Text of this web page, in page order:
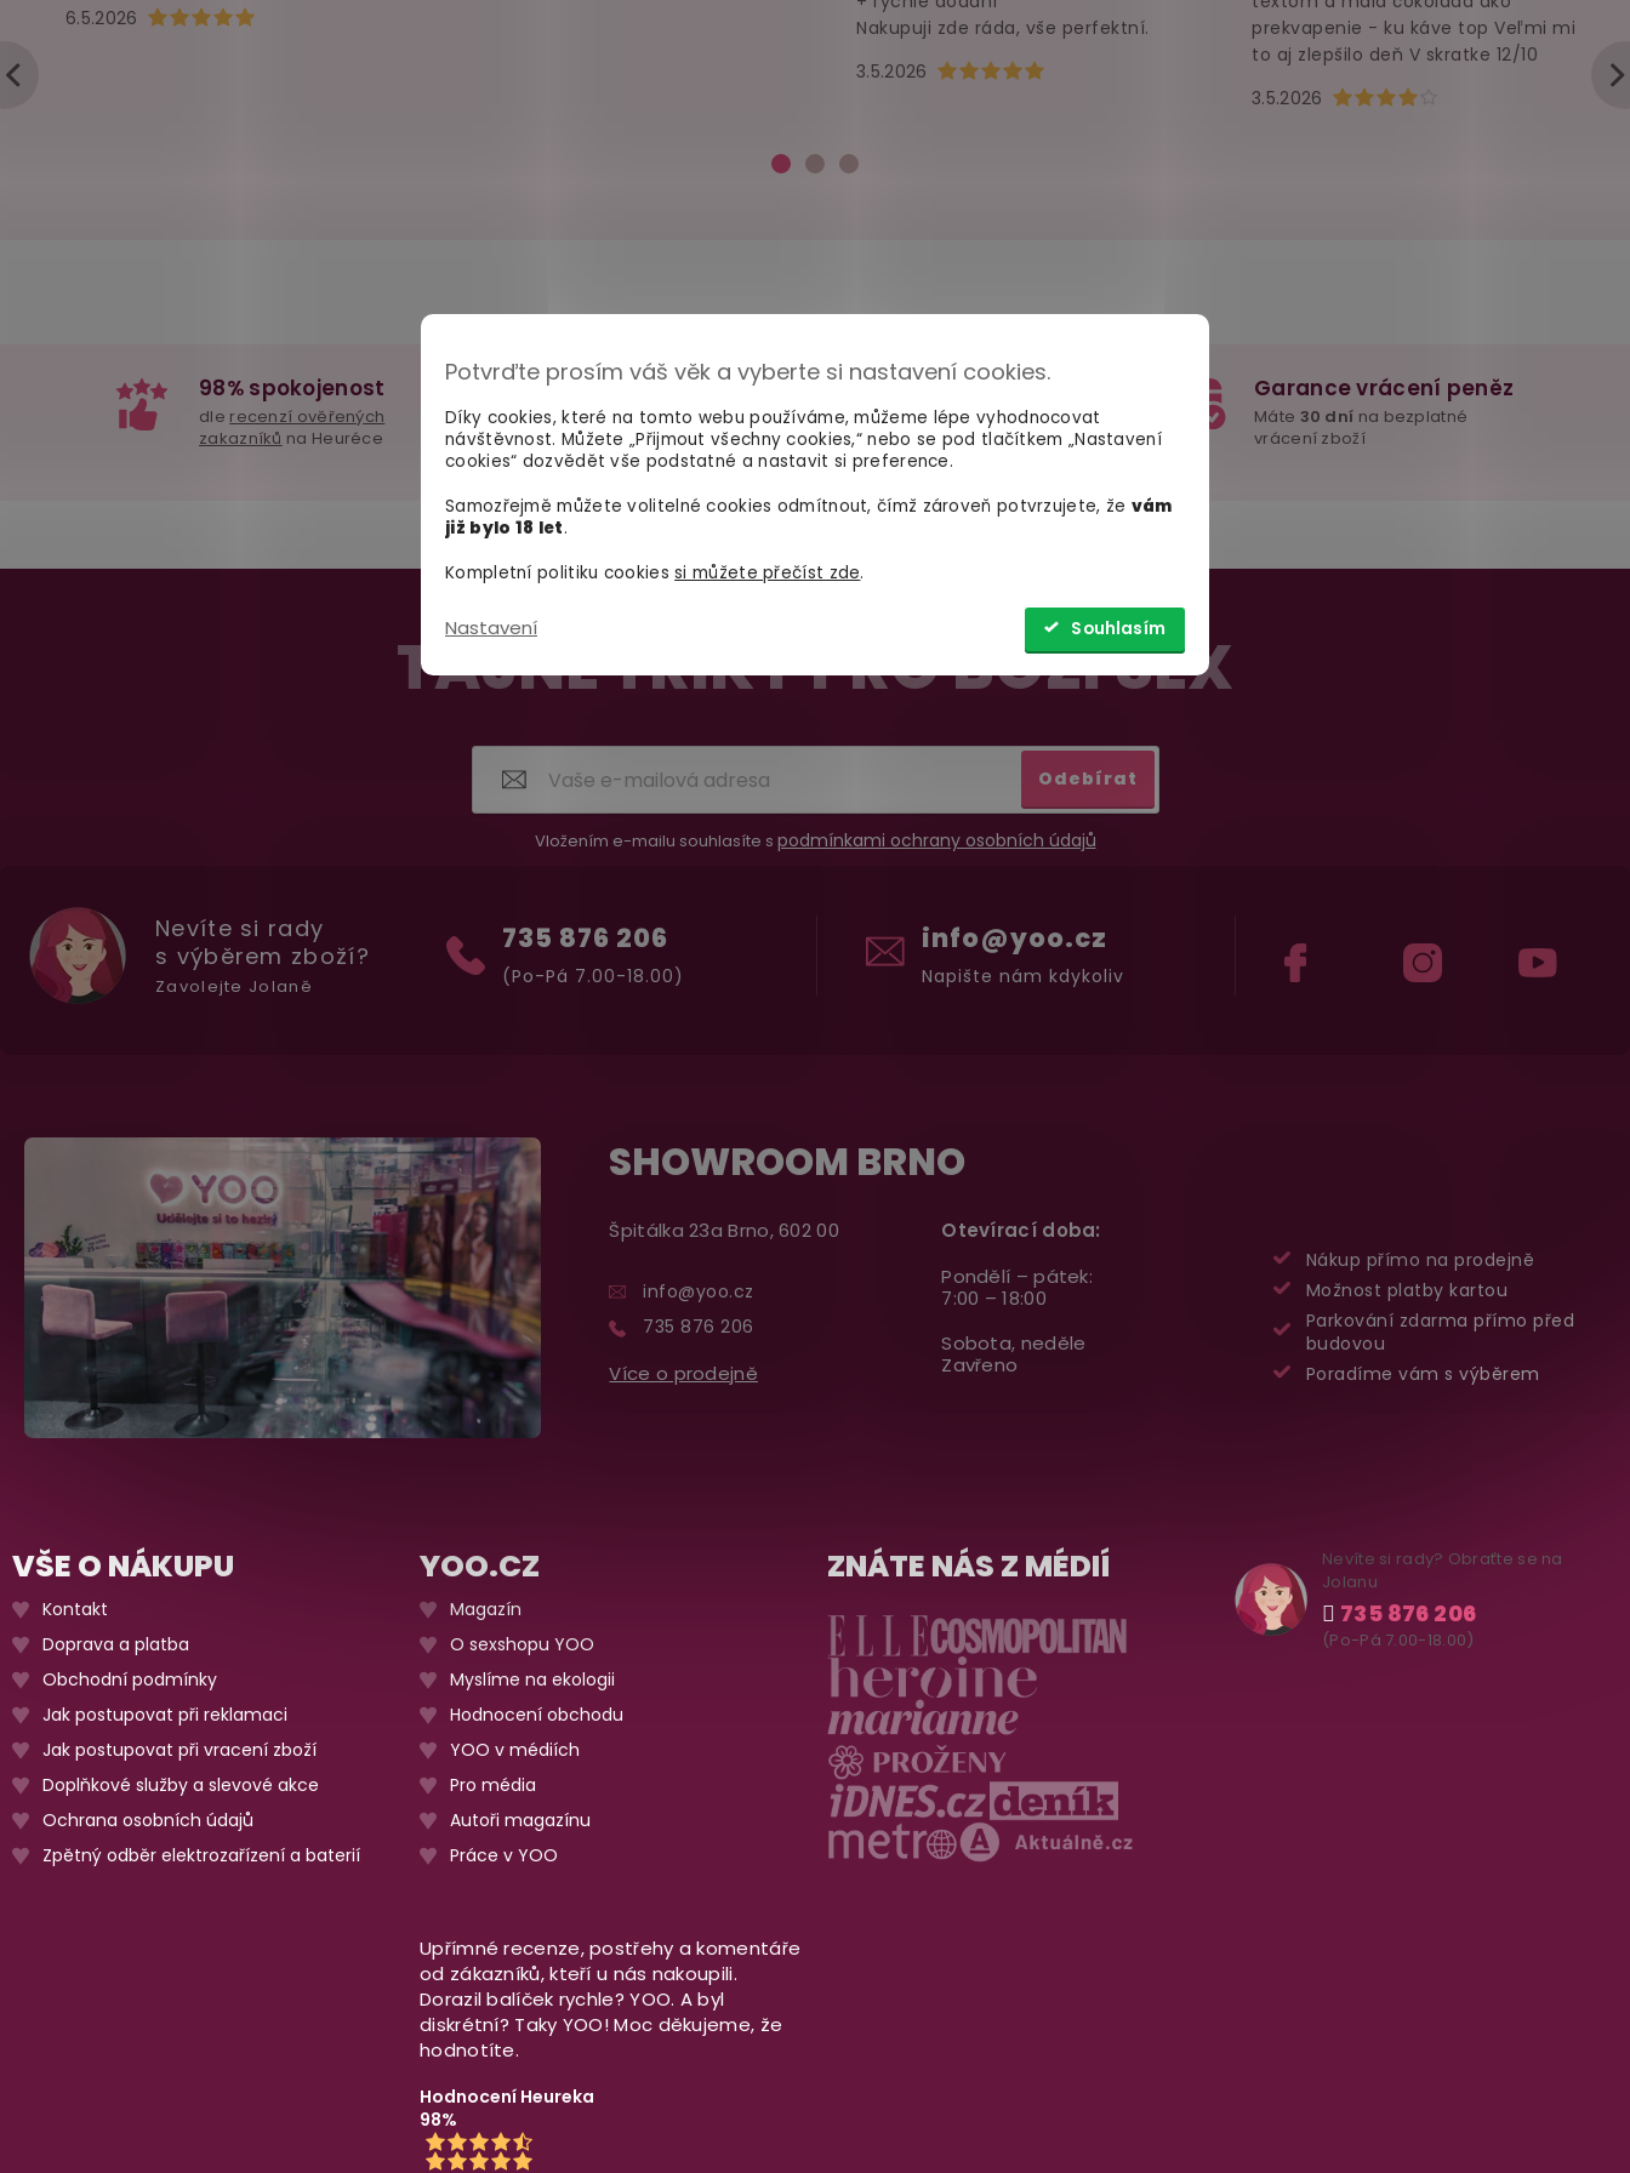
Potvrďte prosím váš věk a vyberte si nastavení cookies.
Díky cookies, které na tomto webu používáme, můžeme lépe vyhodnocovat
návštěvnost. Můžete „Přijmout všechny cookies,“ nebo se pod tlačítkem „Nastavení
cookies“ dozvědět vše podstatné a nastavit si preference.
Samozřejmě můžete volitelné cookies odmítnout, čímž zároveň potvrzujete, že vám
již bylo 18 let.
Kompletní politiku cookiessi můžete přečíst zde.
Nastavení Souhlasím
Hodnocení obchodu je 5 z 5 hvězdiček.
6.5.2026
Hodnocení obchodu je 5 z 5 hvězdiček.
3.5.2026
Nakupuji zde ráda, vše perfektní.
Hodnocení obchodu je 4 z 5
3.5.2026
prekvapenie - ku káve top Veľmi mi
to aj zlepšilo deň V skratke 12/10
98% spokojenost
dle recenzí ověřených
zakazníků na Heuréce
100% diskrétní balení
Nikdo nepozná, co jste si
objednali. Mrkněte,jak vypadá
balíček.
Dodání do 2. dne
Na rychlosti záleží! Vše důležité
máme skladem a okamžitě
odesíláme.
Garance vrácení peněz
Máte 30 dní na bezplatné
vrácení zboží
TAJNÉ TRIKY PRO BOŽÍ SEX
Vložením e-mailu souhlasíte s podmínkami ochrany osobních údajů
Odebírat
info@yoo.cz
Napište nám kdykoliv
735 876 206
(Po-Pá 7.00-18.00)
Nevíte si rady
s výběrem zboží?
Zavolejte Jolaně
SHOWROOM BRNO
Špitálka 23a Brno, 602 00
info@yoo.cz
735 876 206
Více o prodejně
Otevírací doba:
Pondělí – pátek:
7:00 – 18:00
Sobota, neděle
Zavřeno
Nákup přímo na prodejně
Možnost platby kartou
Parkování zdarma přímo před
budovou
Poradíme vám s výběrem
VŠE O NÁKUPU
Kontakt
Doprava a platba
Obchodní podmínky
Jak postupovat při reklamaci
Jak postupovat při vracení zboží
Doplňkové služby a slevové akce
Ochrana osobních údajů
Zpětný odběr elektrozařízení a baterií
YOO.CZ
Magazín
O sexshopu YOO
Myslíme na ekologii
Hodnocení obchodu
YOO v médiích
Pro média
Autoři magazínu
Práce v YOO
ZNÁTE NÁS Z MÉDIÍ
Nevíte si rady? Obraťte se na
Jolanu
735 876 206
(Po-Pá 7.00-18.00)
Upřímné recenze, postřehy a komentáře
od zákazníků, kteří u nás nakoupili.
Dorazil balíček rychle? YOO. A byl
diskrétní? Taky YOO! Moc děkujeme, že
hodnotíte.
Hodnocení Heureka
98%